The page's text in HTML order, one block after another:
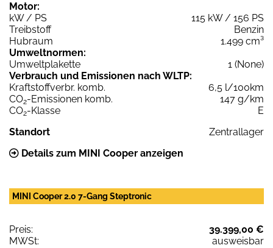
Motor:
kW / PS
115 kW / 156 PS
Treibstoff
Benzin
Hubraum
1.499 cm³
Umweltnormen:
Umweltplakette
1 (None)
Verbrauch und Emissionen nach WLTP:
Kraftstoffverbr. komb.
6,5 l/100km
CO2-Emissionen komb.
147 g/km
CO2-Klasse
E
Standort
Zentrallager
Details zum MINI Cooper anzeigen
MINI Cooper 2.0 7-Gang Steptronic
Preis:
39.399,00 €
MWSt:
ausweisbar